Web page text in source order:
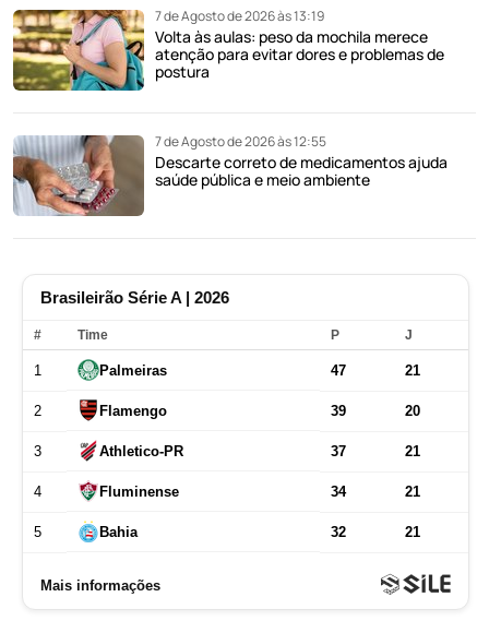
7 de Agosto de 2026 às 13:19
Volta às aulas: peso da mochila merece
atenção para evitar dores e problemas de
postura
7 de Agosto de 2026 às 12:55
Descarte correto de medicamentos ajuda
saúde pública e meio ambiente